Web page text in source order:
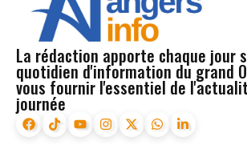
La rédaction apporte chaque jour
quotidien d'information du grand
vous fournir l'essentiel de
journée